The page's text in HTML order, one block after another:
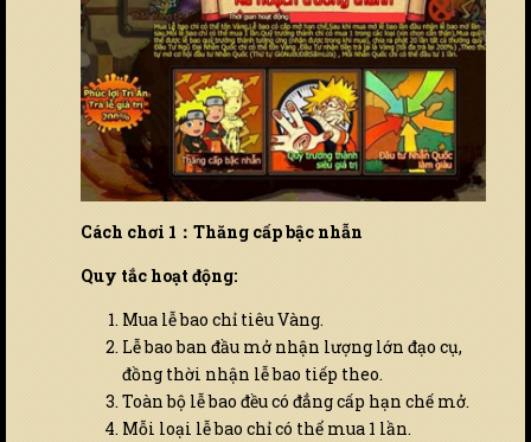
Cách chơi 1：Thăng cấp bậc nhẫn
Quy tắc hoạt động:
Mua lễ bao chỉ tiêu Vàng.
Lễ bao ban đầu mở nhận lượng lớn đạo cụ,
đồng thời nhận lễ bao tiếp theo.
Toàn bộ lễ bao đều có đẳng cấp hạn chế mở.
Mỗi loại lễ bao chỉ có thể mua 1 lần.